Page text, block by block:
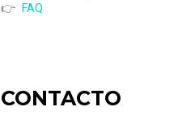
👉 FAQ
CONTACTO